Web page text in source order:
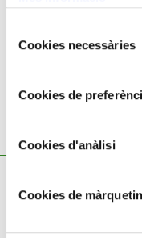
deCookies necessàries
Cookies de
Cookies d'anàlisi
Cookies de
YOU MIGHT